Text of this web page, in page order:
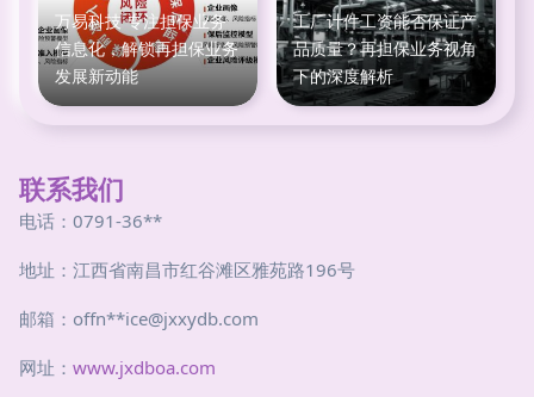
万易科技 专注担保业务
信息化，解锁再担保业务
发展新动能
工厂计件工资能否保证产
品质量？再担保业务视角
下的深度解析
联系我们
电话：0791-36**
地址：江西省南昌市红谷滩区雅苑路196号
邮箱：offn**ice@jxxydb.com
网址： www.jxdboa.com